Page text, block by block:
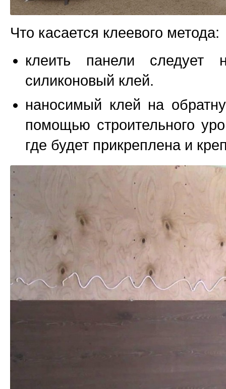
Что касается клеевого метода:
клеить панели следует
силиконовый клей.
наносимый клей на
помощью строительного
где будет прикреплена и